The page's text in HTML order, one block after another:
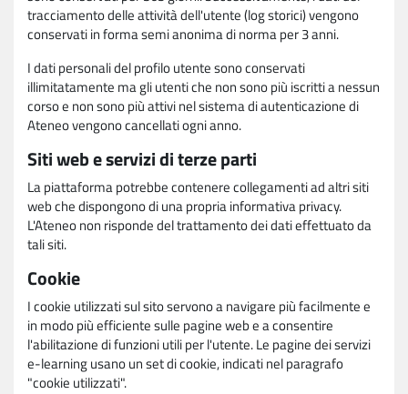
tracciamento delle attività dell'utente (log storici) vengono
conservati in forma semi anonima di norma per 3 anni.
I dati personali del profilo utente sono conservati
illimitatamente ma gli utenti che non sono più iscritti a nessun
corso e non sono più attivi nel sistema di autenticazione di
Ateneo vengono cancellati ogni anno.
Siti web e servizi di terze parti
La piattaforma potrebbe contenere collegamenti ad altri siti
web che dispongono di una propria informativa privacy.
L'Ateneo non risponde del trattamento dei dati effettuato da
tali siti.
Cookie
I cookie utilizzati sul sito servono a navigare più facilmente e
in modo più efficiente sulle pagine web e a consentire
l'abilitazione di funzioni utili per l'utente. Le pagine dei servizi
e-learning usano un set di cookie, indicati nel paragrafo
"cookie utilizzati".